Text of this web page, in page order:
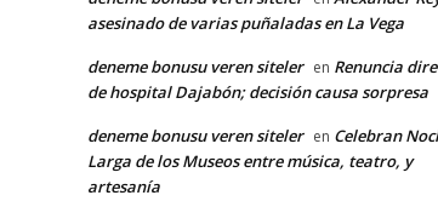
asesinado de varias puñaladas en La Vega
deneme bonusu veren siteler en Renuncia
de hospital Dajabón; decisión causa sorpresa
deneme bonusu veren siteler en Celebran
Larga de los Museos entre música, teatro, y
artesanía